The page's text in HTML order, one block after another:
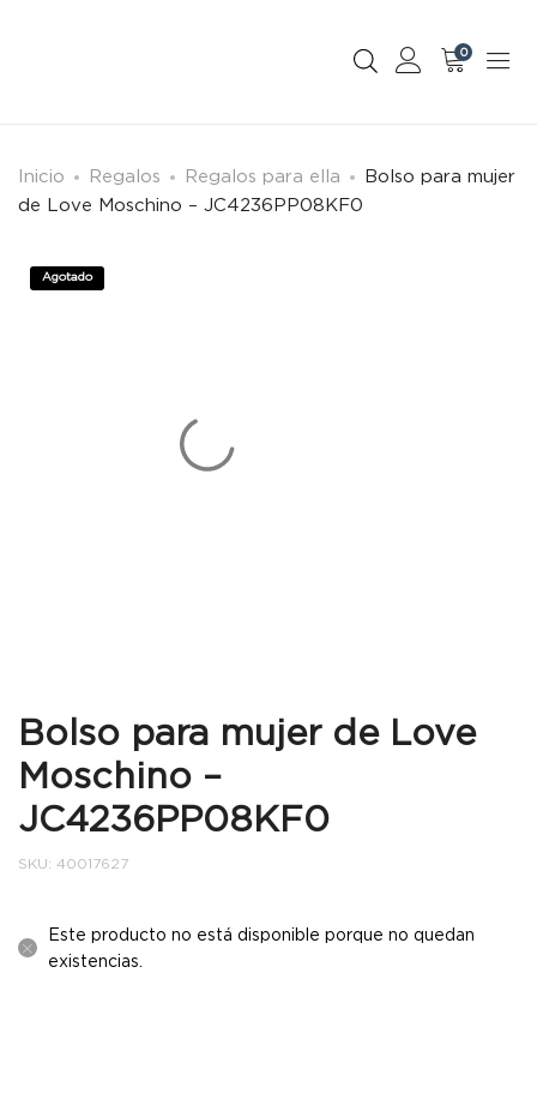
0
Inicio Regalos Regalos para ella
Bolso para mujer
de Love Moschino – JC4236PP08KF0
Agotado
Bolso para mujer de Love
Moschino –
JC4236PP08KF0
SKU: 40017627
Este producto no está disponible porque no quedan
existencias.